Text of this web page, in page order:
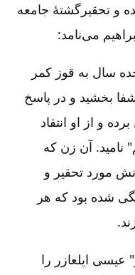
و تحقیرگشتۀ جامعه
می‌نامد:
سال به قوز کمر
بخشید و در پاسخ
و از او انتقاد
نامید. آن زن که
مورد تحقیر و
شده بود که هر
عیسی ایلعازر را